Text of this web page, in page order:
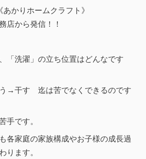
あかりホームクラフト》
店から発信！！
「洗濯」の立ち位置はどんなです
→干す 迄は苦でなくできるのです
です。
各家庭の家族構成やお子様の成長過
ります。